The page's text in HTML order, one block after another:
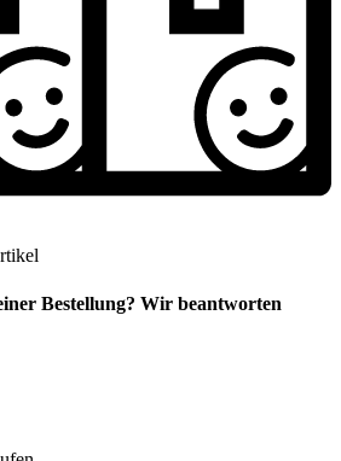
Bestellung? Wir beantworten